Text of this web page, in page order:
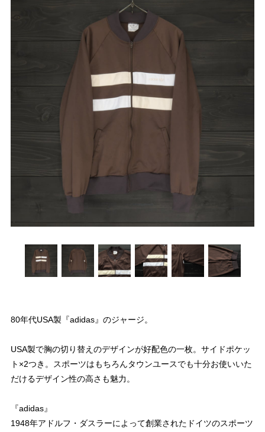
80年代USA製『adidas』のジャージ。
USA製で胸の切り替えのデザインが好配色の一枚。サイドポケッ
ト×2つき。スポーツはもちろんタウンユースでも十分お使いいた
だけるデザイン性の高さも魅力。
『adidas』
1948年アドルフ・ダスラーによって創業されたドイツのスポーツ